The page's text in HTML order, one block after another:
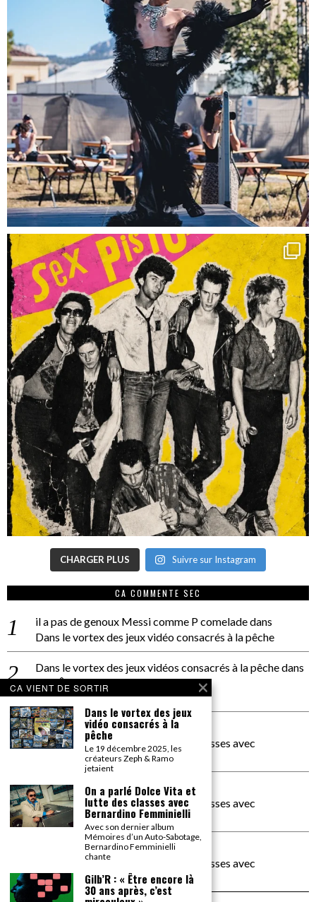
CHARGER PLUS Suivre sur Instagram
CA COMMENTE SEC
il a pas de genoux Messi comme P comeladedans
Dans le vortex des jeux vidéo consacrés à la pêche
Dans le vortex des jeux vidéos consacrés à la pêchedans
PACÔME THIELLEMENT
La séance d’Hip Gnose
La Patrie
dans
On a parlé Dolce Vita et lutte des classes avec
Bernardino Femminielli
carte noire negra à l'o tiededans
On a parlé Dolce Vita et lutte des classes avec
Bernardino Femminielli
moise et son mascarédans
On a parlé Dolce Vita et lutte des classes avec
Bernardino Femminielli
CA VIENT DE SORTIR
Dans le vortex des jeux
vidéo consacrés à la
pêche
Le 19 décembre 2025, les
créateurs Zeph & Ramo
jetaient
On a parlé Dolce Vita et
lutte des classes avec
Bernardino Femminielli
Avec son dernier album
Mémoires d’un Auto-Sabotage,
Bernardino Femminielli
chante
Gilb’R : « Être encore là
30 ans après, c’est